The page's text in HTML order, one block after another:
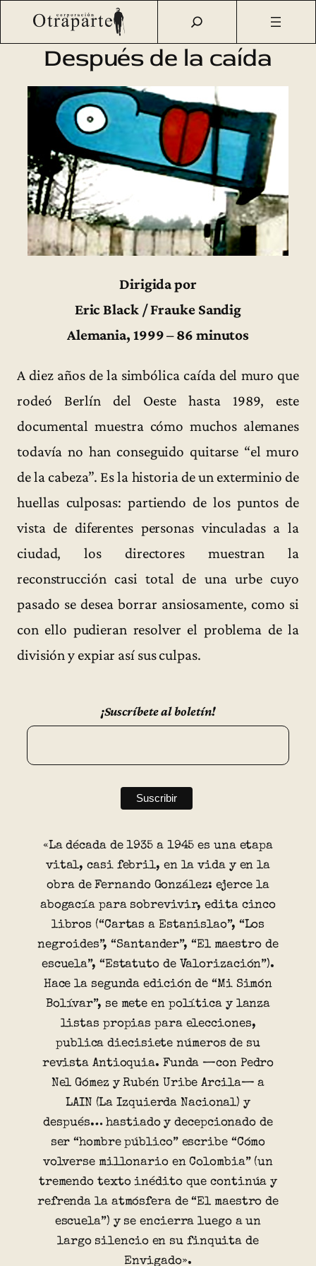
Saltar
contenido
Otraparte.org /Agenda Cultural Cine
Después de la
Después de la caída
Dirigida por
Eric Black / Frauke Sandig
Alemania, 1999 – 86 minutos
A diez años de la simbólica caída del muro que
rodeó Berlín del Oeste hasta 1989, este
documental muestra cómo muchos alemanes
todavía no han conseguido quitarse “el muro
de la cabeza”. Es la historia de un exterminio de
huellas culposas: partiendo de los puntos de
vista de diferentes personas vinculadas a la
ciudad, los directores muestran la
reconstrucción casi total de una urbe cuyo
pasado se desea borrar ansiosamente, como si
con ello pudieran resolver el problema de la
división y expiar así sus culpas.
¡Suscríbete al boletín!
«La década de 1935 a 1945 es una etapa
vital, casi febril, en la vida y en la
obra de Fernando González: ejerce la
abogacía para sobrevivir, edita cinco
libros (“Cartas a Estanislao”, “Los
negroides”, “Santander”, “El maestro de
escuela”, “Estatuto de Valorización”).
Hace la segunda edición de “Mi Simón
Bolívar”, se mete en política y lanza
listas propias para elecciones,
publica diecisiete números de su
revista Antioquia. Funda —con Pedro
Nel Gómez y Rubén Uribe Arcila— a
LAIN (La Izquierda Nacional) y
después… hastiado y decepcionado de
ser “hombre público” escribe “Cómo
volverse millonario en Colombia” (un
tremendo texto inédito que continúa y
refrenda la atmósfera de “El maestro de
escuela”) y se encierra luego a un
largo silencio en su finquita de
Envigado».